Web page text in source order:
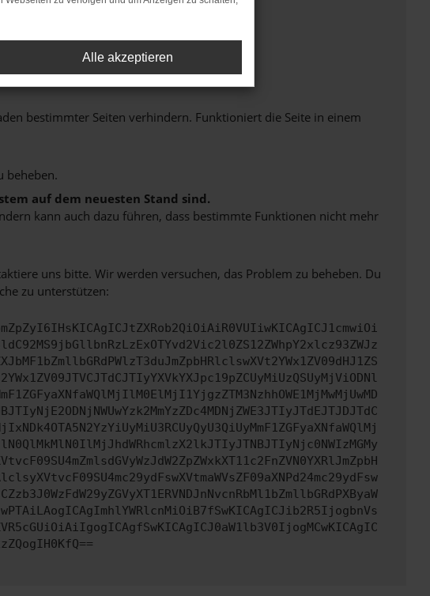
bestimmter Seiten verhindern. Funktioniert die Seite in einem
beheben.
auf dem neuesten Stand sind.
kann auch dazu führen, dass bestimmte Funktionen nicht mehr
uns bitte. Wir werden versuchen, das Problem zu beheben. Du
zu unterstützen:
Alle akzeptieren